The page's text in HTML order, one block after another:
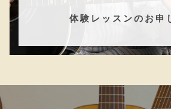
体験レッスンのお申